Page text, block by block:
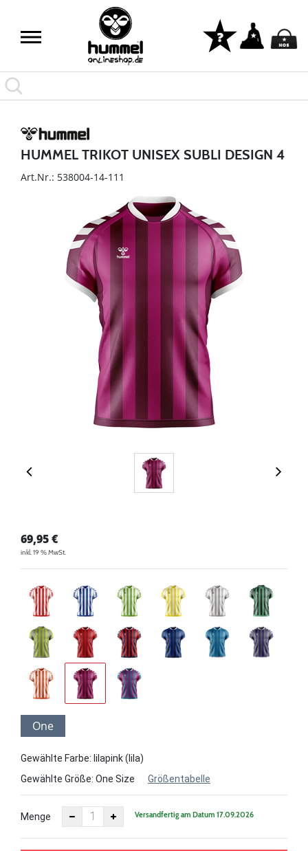
HUMMEL TRIKOT UNISEX SUBLI DESIGN 4
Art.Nr.: 538004-14-111
69,95€
inkl. 19 % MwSt.
One
Gewählte Farbe: lilapink (lila)
Gewählte Größe: One Size Größentabelle
Menge Versandfertig am Datum 17.09.2026